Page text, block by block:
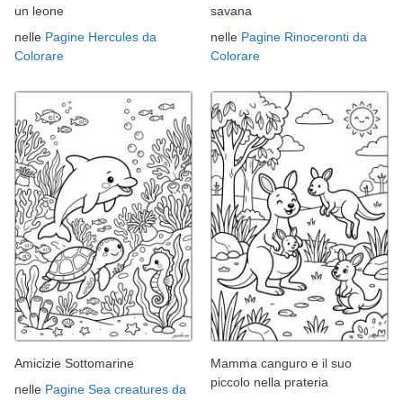
un leone
nelle Pagine Hercules da
Colorare
savana
nelle Pagine Rinoceronti da
Colorare
Amicizie Sottomarine
nelle Pagine Sea creatures da
Mamma canguro e il suo
piccolo nella prateria